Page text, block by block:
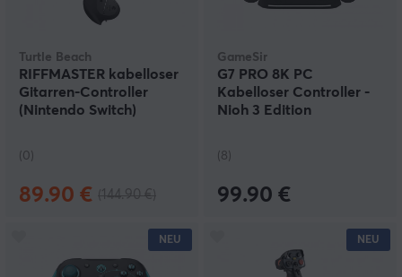
Turtle Beach
RIFFMASTER kabelloser
Gitarren-Controller
(Nintendo Switch)
(0)
89.90 €
GameSir
G7 PRO 8K PC
Kabelloser Controller -
Nioh 3 Edition
(8)
99.90 €
NEU NEU